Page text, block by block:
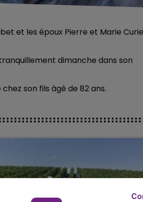
et les époux Pierre et Marie Curie
dimanche dans son
son fils âgé de 82 ans.